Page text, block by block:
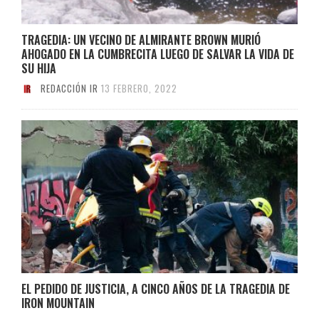
TRAGEDIA: UN VECINO DE ALMIRANTE BROWN MURIÓ
AHOGADO EN LA CUMBRECITA LUEGO DE SALVAR LA VIDA DE
SU HIJA
REDACCIÓN IR 13 FEBRERO, 2022
EL PEDIDO DE JUSTICIA, A CINCO AÑOS DE LA TRAGEDIA DE
IRON MOUNTAIN